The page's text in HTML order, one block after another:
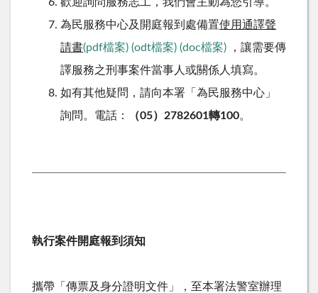
為民服務中心及開庭報到處備置使用通譯聲
請書(pdf檔案) (odt檔案) (doc檔案) ，讓需要傳
譯服務之刑事案件當事人或關係人填寫。
如有其他疑問，請向本署「為民服務中心」
詢問。電話：
（05）2782601轉100。
執行案件開庭報到須知
攜帶「傳票及身分證明文件」，至本署法警室辦理